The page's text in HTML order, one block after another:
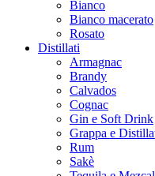
Bianco
Bianco macerato
Rosato
Distillati
Armagnac
Brandy
Calvados
Cognac
Gin e Soft Drink
Grappa e
Rum
Sakè